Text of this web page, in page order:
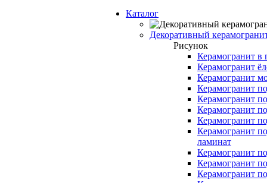
Каталог
Декоративный
Рисунок
Керамогранит в
Керамогранит
Керамогранит
Керамогранит
Керамогранит
Керамогранит
Керамогранит
Керамогранит
ламинат
Керамогранит
Керамогранит
Керамогранит